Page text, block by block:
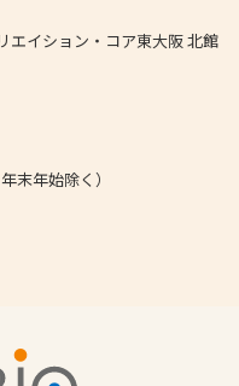
イション・コア東大阪 北館
末年始除く）